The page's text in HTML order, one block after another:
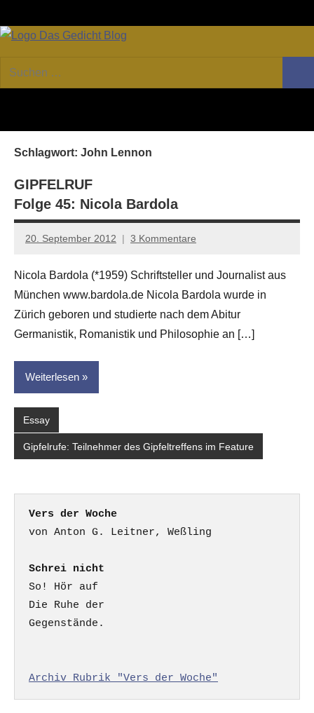
Inhalt
GEDICHT
Forum
von
Essay
Kritik
Suchen
nach:
Schlagwort: John Lennon
GIPFELRUF
Folge 45: Nicola Bardola
20. September 2012
Anton
Leitner
3 Kommentare
Nicola Bardola (*1959) Schriftsteller und Journalist aus
München www.bardola.de Nicola Bardola wurde in
Zürich geboren und studierte nach dem Abitur
Germanistik, Romanistik und Philosophie an […]
Weiterlesen
Essay
Gipfelrufe: Teilnehmer des Gipfeltreffens im Feature
Vers der Woche
Schrei nicht
So! Hör auf
Die Ruhe der
Gegenstände.
Archiv Rubrik "Vers der Woche"